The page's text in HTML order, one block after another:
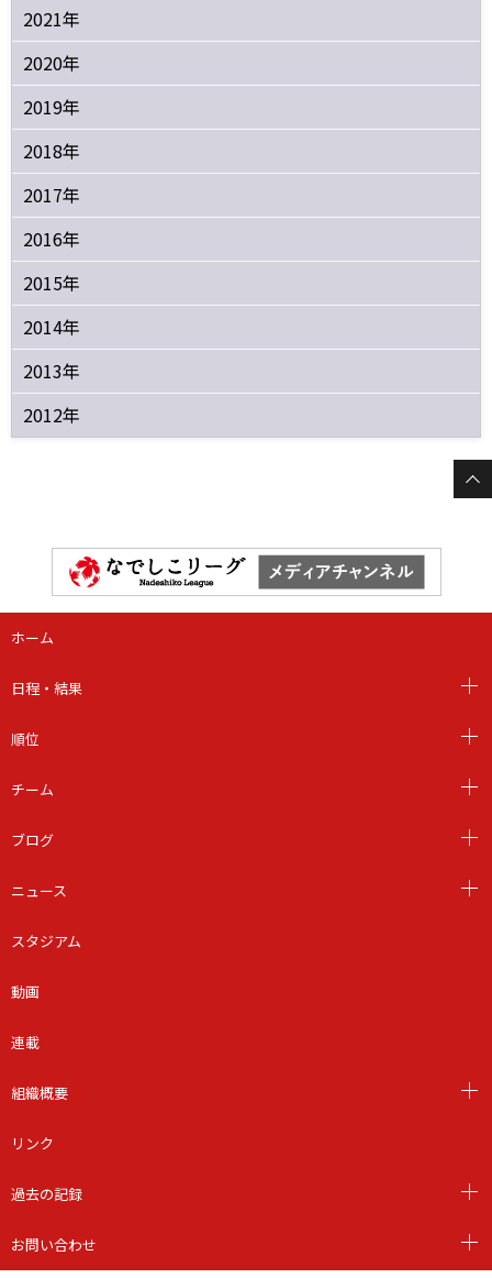
2021年
2020年
2019年
2018年
2017年
2016年
2015年
2014年
2013年
2012年
ホーム
日程・結果
順位
チーム
ブログ
ニュース
スタジアム
動画
連載
組織概要
リンク
過去の記録
お問い合わせ